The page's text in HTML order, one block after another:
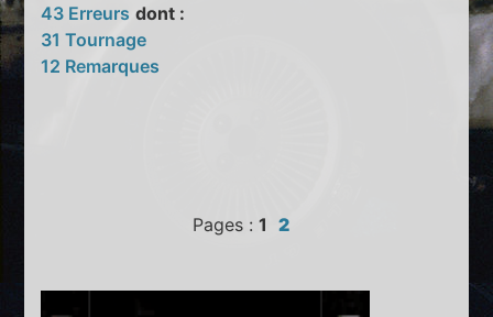
43 Erreurs dont :
31 Tournage
12 Remarques
Pages : 1 2